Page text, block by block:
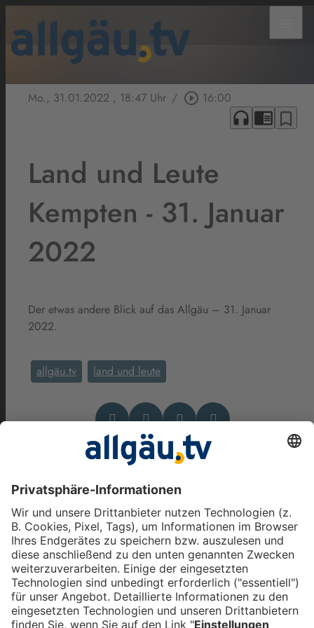
Mo., 31.01.2022 , 18:47 Uhr / play_circle_outline 16:00
headphones chrome_reader_mode bookmark_border
Land und Leute
Kempten - 31. Januar
2022
Der etwas andere Blick auf das Allgäu – 31. Januar
2022.
allgäu.tv land und leute
Das könnte Dich auch
interessieren
Kabarett, Bitcoin, Motocross:
Die vielfältige Allgäu-
Hauptstadt Kempten